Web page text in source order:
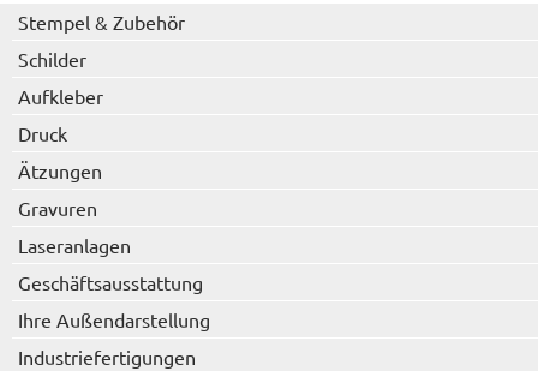
Stempel & Zubehör
Schilder
Aufkleber
Druck
Ätzungen
Gravuren
Laseranlagen
Geschäftsausstattung
Ihre Außendarstellung
Industriefertigungen